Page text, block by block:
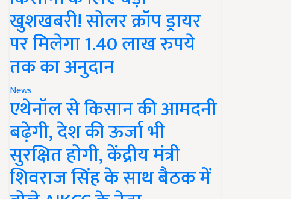
खुशखबरी! सोलर क्रॉप ड्रायर
पर मिलेगा 1.40 लाख रुपये
तक का अनुदान
News
एथेनॉल से किसान की आमदनी
बढ़ेगी, देश की ऊर्जा भी
सुरक्षित होगी, केंद्रीय मंत्री
शिवराज सिंह के साथ बैठक में